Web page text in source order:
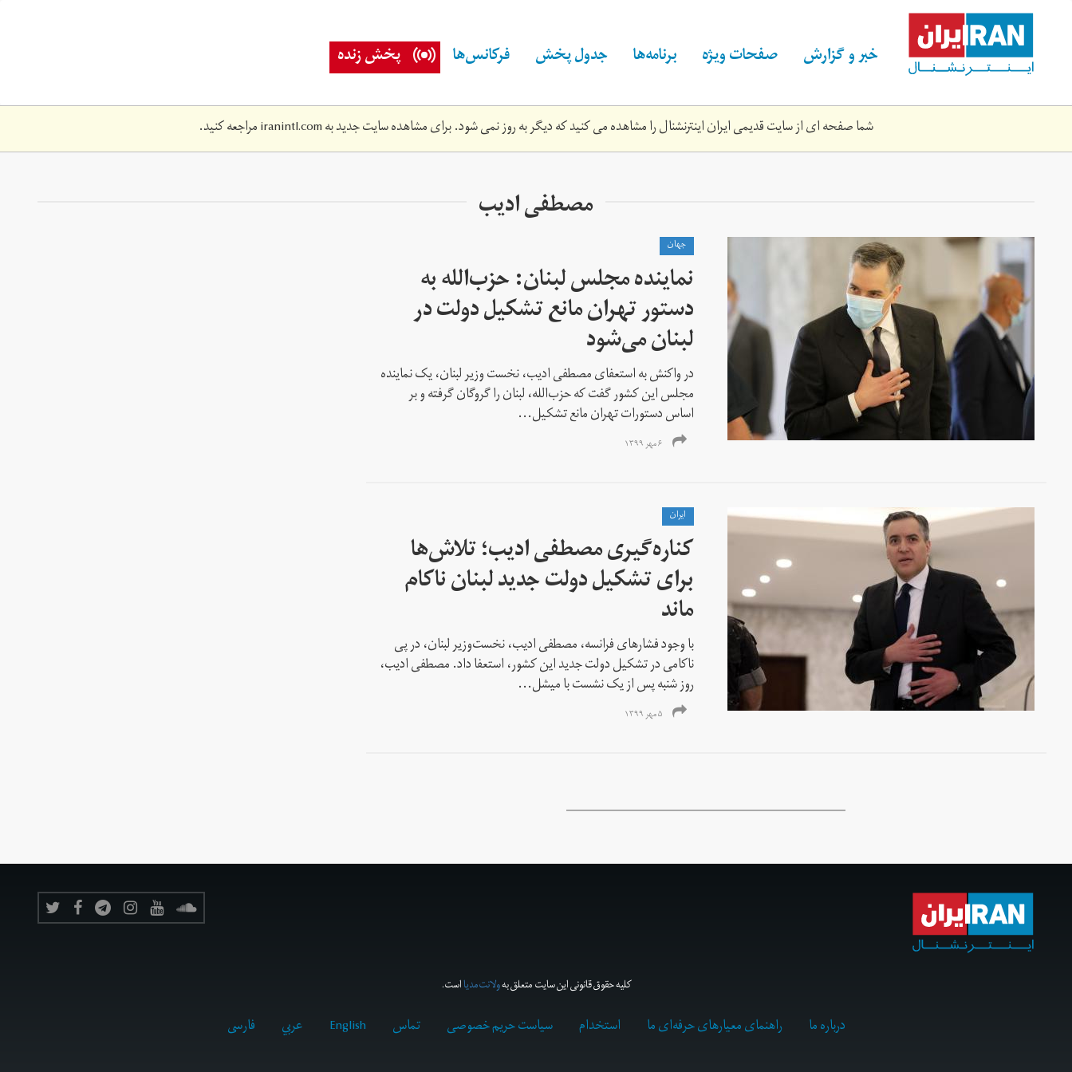
content خبر و گزارش صفحات ویژه برنامه‌ها جدول پخش فرکانس‌ها پخش زنده
شما صفحه ای از سایت قدیمی ایران اینترنشنال را مشاهده می کنید که دیگر به روز نمی شود. برای مشاهده سایت جدید بهiranintl.comمراجعه کنید.
مصطفی ادیب
جهان
نماینده مجلس لبنان: حزب‌الله به
دستور تهران مانع تشکیل دولت در
لبنان می‌شود
در واکنش به استعفای مصطفی ادیب، نخست وزیر لبنان، یک نماینده
مجلس این کشور گفت که حزب‌الله، لبنان را گروگان گرفته و بر
اساس دستورات تهران مانع تشکیل...
۶ مهر ۱۳۹۹
ايران
کناره‌گیری مصطفی ادیب؛ تلاش‌ها
برای تشکیل دولت جدید لبنان ناکام
ماند
با وجود فشارهای فرانسه، مصطفی ادیب، نخست‌وزیر لبنان، در پی
ناکامی در تشکیل دولت جدید این کشور، استعفا داد. مصطفی ادیب،
روز شنبه پس از یک نشست با میشل...
۵ مهر ۱۳۹۹
کلیه حقوق قانونی این سایت متعلق بهولانت‌مدیااست.
درباره ما راهنمای معیارهای حرفه‌ای ما استخدام سیاست حریم خصوصی تماس English عربي فارسى